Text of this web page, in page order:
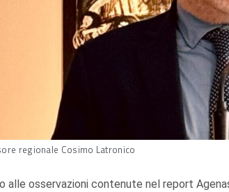
regionale Cosimo Latronico
alle osservazioni contenute nel report